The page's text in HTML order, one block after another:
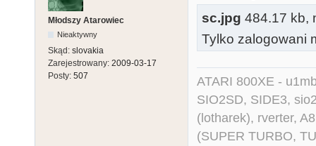
Młodszy Atarowiec
Nieaktywny
Skąd: slovakia
Zarejestrowany: 2009-03-17
Posty: 507
sc.jpg 484.17 kb,
Tylko zalogowani
ATARI 800XE -
SIO2SD, SIDE3,
(lotharek), rverter,
(SUPER TURBO,